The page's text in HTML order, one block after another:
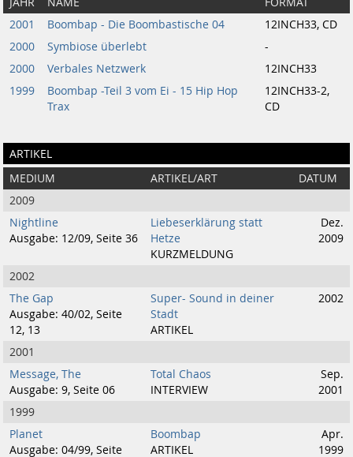
2001
Boombap - Die Boombastische 04
12INCH33, CD
2000
Symbiose überlebt
-
2000
Verbales Netzwerk
12INCH33
1999
Boombap -Teil 3 vom Ei - 15 Hip Hop
Trax
12INCH33-2,
CD
ARTIKEL
MEDIUM ARTIKEL/ART
DATUM
2009
Nightline
Ausgabe: 12/09, Seite 36
Liebeserklärung statt
Hetze
KURZMELDUNG
Dez.
2009
2002
The Gap
Ausgabe: 40/02, Seite
12, 13
Super- Sound in deiner
Stadt
ARTIKEL
2002
2001
Message, The
Ausgabe: 9, Seite 06
Total Chaos
INTERVIEW
Sep.
2001
1999
Planet
Ausgabe: 04/99, Seite
Boombap
ARTIKEL
Apr.
1999